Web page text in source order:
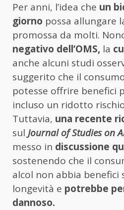
Per anni, l’idea che un
giorno possa allungare
promossa da molti.
negativo dell’OMS, la
anche alcuni studi
suggerito che il
potesse offrire benefici
incluso un ridotto
Tuttavia, una recente
sul Journal of Studies on
messo in discussione
sostenendo che il
alcol non abbia benefici
longevità e potrebbe
dannoso.